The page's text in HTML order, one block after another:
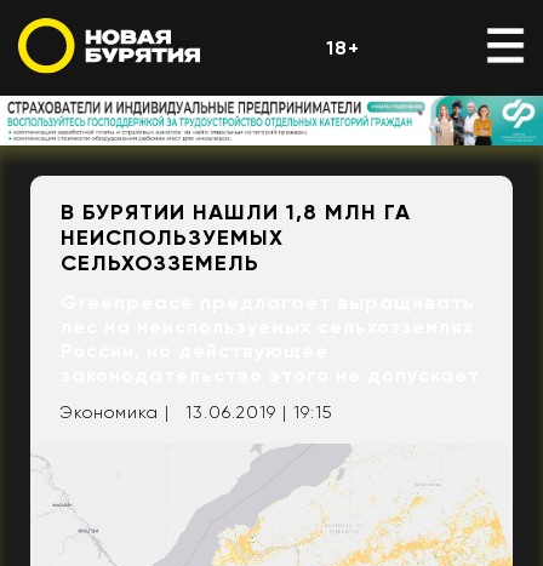
18+
В БУРЯТИИ НАШЛИ 1,8 МЛН ГА
НЕИСПОЛЬЗУЕМЫХ
СЕЛЬХОЗЗЕМЕЛЬ
Экономика | 13.06.2019 | 19:15